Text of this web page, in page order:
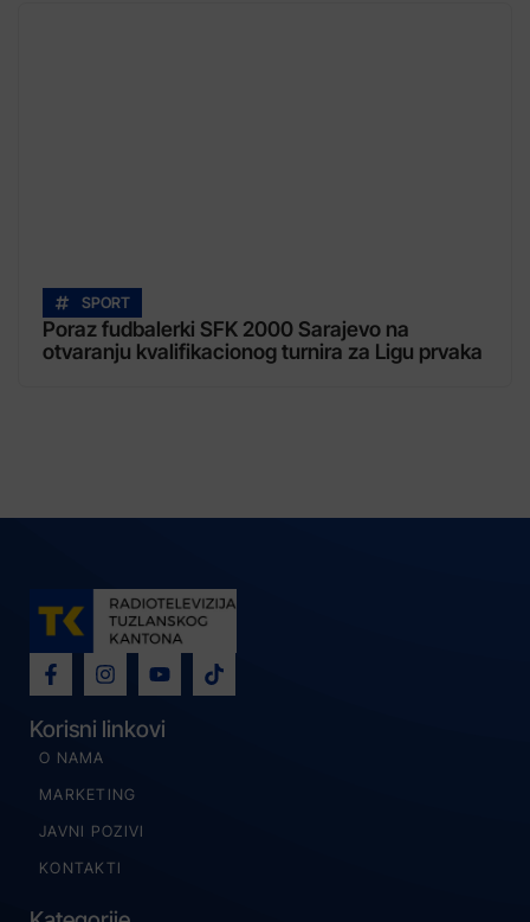
SPORT
Poraz fudbalerki SFK 2000 Sarajevo na
otvaranju kvalifikacionog turnira za Ligu prvaka
Korisni linkovi
O NAMA
MARKETING
JAVNI POZIVI
KONTAKTI